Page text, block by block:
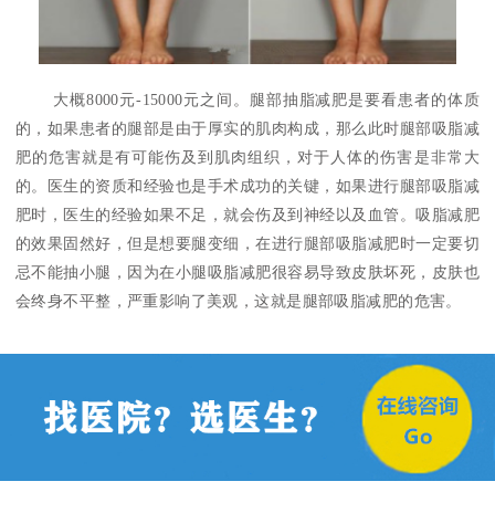
大概8000元-15000元之间。腿部抽脂减肥是要看患者的体质
的，如果患者的腿部是由于厚实的肌肉构成，那么此时腿部吸脂减
肥的危害就是有可能伤及到肌肉组织，对于人体的伤害是非常大
的。医生的资质和经验也是手术成功的关键，如果进行腿部吸脂减
肥时，医生的经验如果不足，就会伤及到神经以及血管。吸脂减肥
的效果固然好，但是想要腿变细，在进行腿部吸脂减肥时一定要切
忌不能抽小腿，因为在小腿吸脂减肥很容易导致皮肤坏死，皮肤也
会终身不平整，严重影响了美观，这就是腿部吸脂减肥的危害。